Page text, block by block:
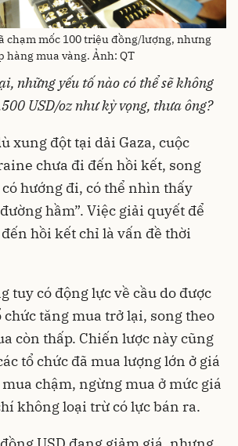
chạm mốc 100 triệu đồng/lượng, nhưng
hàng mua vàng. Ảnh: QT
những yếu tố nào có thể sẽ không
USD/oz như kỳ vọng, thưa ông?
xung đột tại dải Gaza, cuộc
chưa đi đến hồi kết, song
hướng đi, có thể nhìn thấy
hầm”. Việc giải quyết để
hồi kết chỉ là vấn đề thời
tuy có động lực về cầu do được
chức tăng mua trở lại, song theo
còn thấp. Chiến lược này cũng
tổ chức đã mua lượng lớn ở giá
chậm, ngừng mua ở mức giá
không loại trừ có lực bán ra.